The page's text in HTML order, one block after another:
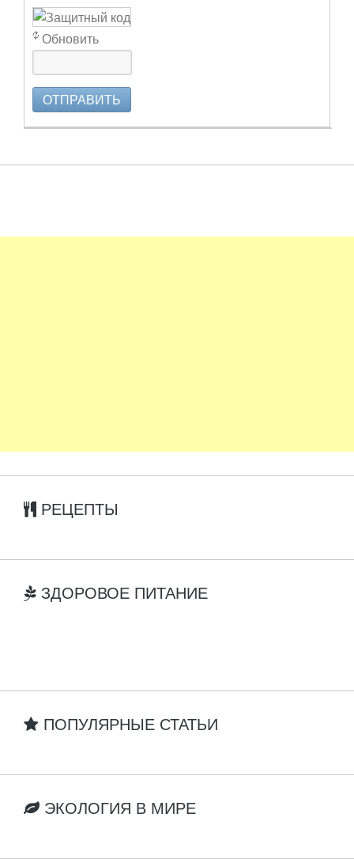
Обновить
ОТПРАВИТЬ
РЕЦЕПТЫ
ЗДОРОВОЕ ПИТАНИЕ
ПОПУЛЯРНЫЕ СТАТЬИ
ЭКОЛОГИЯ В МИРЕ